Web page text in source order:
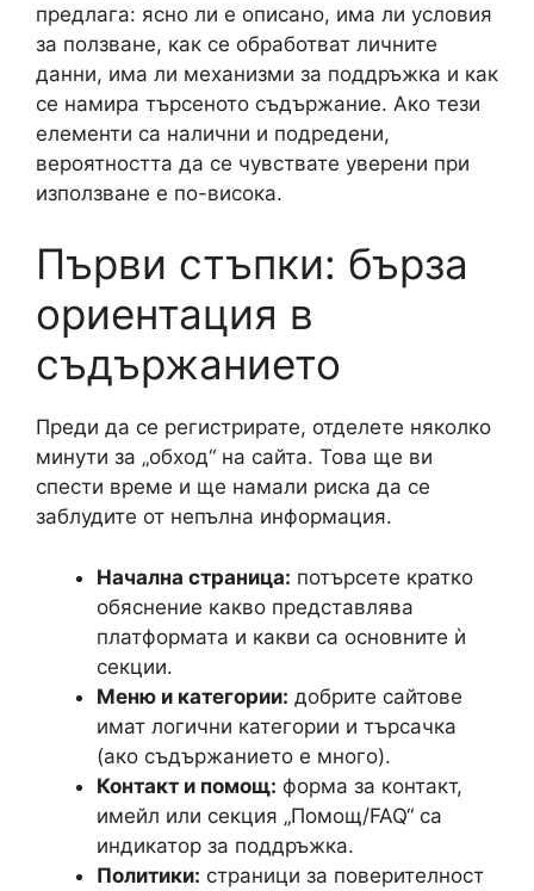
предлага: ясно ли е описано, има ли условия
за ползване, как се обработват личните
данни, има ли механизми за поддръжка и как
се намира търсеното съдържание. Ако тези
елементи са налични и подредени,
вероятността да се чувствате уверени при
използване е по-висока.
Първи стъпки: бърза
ориентация в
съдържанието
Преди да се регистрирате, отделете няколко
минути за „обход“ на сайта. Това ще ви
спести време и ще намали риска да се
заблудите от непълна информация.
Начална страница: потърсете кратко
обяснение какво представлява
платформата и какви са основните ѝ
секции.
Меню и категории: добрите сайтове
имат логични категории и търсачка
(ако съдържанието е много).
Контакт и помощ: форма за контакт,
имейл или секция „Помощ/FAQ“ са
индикатор за поддръжка.
Политики: страници за поверителност